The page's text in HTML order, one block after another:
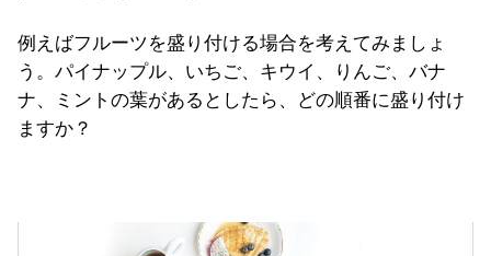
例えばフルーツを盛り付ける場合を考えてみましょ
う。パイナップル、いちご、キウイ、りんご、バナ
ナ、ミントの葉があるとしたら、どの順番に盛り付け
ますか？